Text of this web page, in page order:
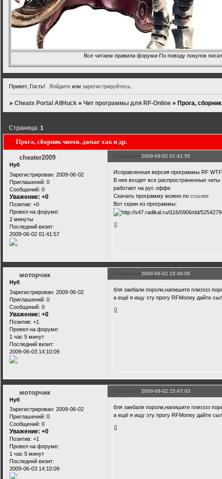
Все читаем правила форума-По поводу покупок
Привет, Гость! Войдитеили зарегистрируйтесь.
»Cheats Portal AllHuck »Чит программы для RF-Online » Прога,
Прога, сборник читов. дамаг хак и др.
Страница:1
Поделиться2009-06-02 01:41:55
cheater2009
Нуб
Зарегистрирован: 2009-06-02
Приглашений: 0
Сообщений: 0
Уважение: +0
Позитив: +0
Провел на форуме:
2 минуты
Последний визит:
2009-06-02 01:41:57
Исправленная версия программы RF
В нее входят все распространенные
работает на рус оффе
Скачать программу можно поссылке
Вот скрин из программы:
0
Поделиться2009-06-02 15:46:06
моторчик
Нуб
Зарегистрирован: 2009-06-02
Приглашений: 0
Сообщений: 0
Уважение: +0
Позитив: +1
Провел на форуме:
1 час 5 минут
Последний визит:
2009-06-03 14:10:09
бля заебали пороли,напишите плизззз
а ещё я ищу эту прогу RFMoney дайте
0
Поделиться2009-06-02 15:47:03
моторчик
Нуб
Зарегистрирован: 2009-06-02
Приглашений: 0
Сообщений: 0
Уважение: +0
Позитив: +1
Провел на форуме:
1 час 5 минут
Последний визит:
2009-06-03 14:10:09
бля заебали пороли,напишите плизззз
а ещё я ищу эту прогу RFMoney дайте
0